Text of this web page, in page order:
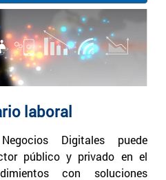
laboral
Digitales puede
público y privado en el
con soluciones